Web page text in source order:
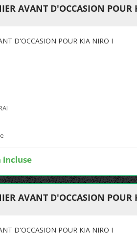
AVANT D'OCCASION
D'OCCASION POUR KIA NIRO I
incluse
AVANT D'OCCASION
D'OCCASION POUR KIA NIRO I